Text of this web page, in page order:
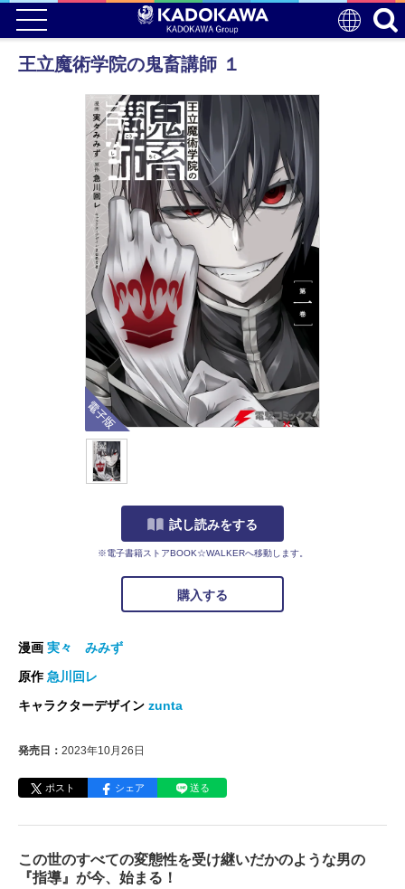
王立魔術学院の鬼畜講師 １
電子版
試し読みをする
※電子書籍ストアBOOK☆WALKERへ移動します。
購入する
漫画 実々 みみず
原作急川回レ
キャラクターデザイン zunta
発売日： 2023年10月26日
ポスト シェア 送る
この世のすべての変態性を受け継いだかのような男の
『指導』が今、始まる！